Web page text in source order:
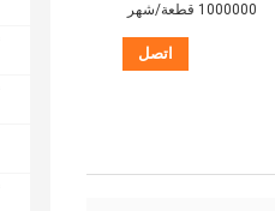
1000000 قطعة/شهر
اتصل